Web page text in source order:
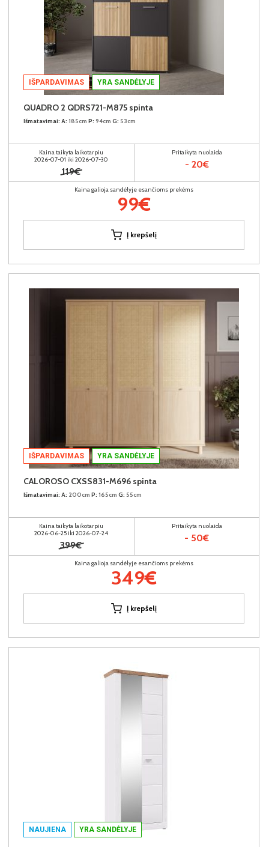
IŠPARDAVIMAS YRA SANDĖLYJE
QUADRO 2 QDRS721-M875 spinta
Išmatavimai: A: 185cm P: 94cm G: 53cm
Kaina taikyta laikotarpiu
2026-07-01 iki 2026-07-30
119€
Pritaikyta nuolaida
- 20€
Kaina galioja sandėlyje esančioms prekėms
99€
Į krepšelį
IŠPARDAVIMAS YRA SANDĖLYJE
CALOROSO CXSS831-M696 spinta
Išmatavimai: A: 200cm P: 165cm G: 55cm
Kaina taikyta laikotarpiu
2026-06-25 iki 2026-07-24
399€
Pritaikyta nuolaida
- 50€
Kaina galioja sandėlyje esančioms prekėms
349€
Į krepšelį
NAUJIENA YRA SANDĖLYJE